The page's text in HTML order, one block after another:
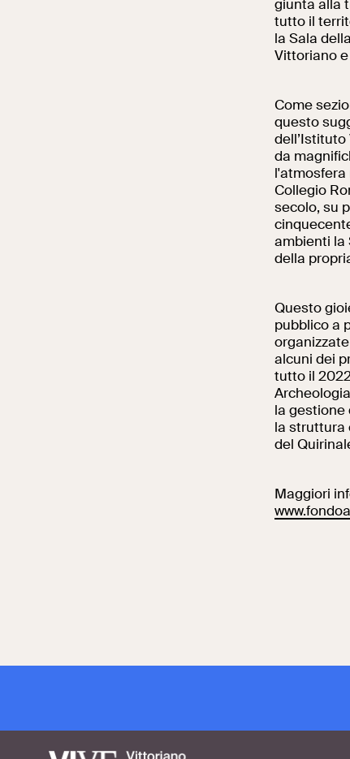
giunta alla
tutto il
la Sala
Vittoriano e
Come
questo
da
l'atmosfera
Collegio
secolo, su
ambienti la
della
Questo
pubblico a
alcuni dei
tutto il
la gestione
la struttura
del
Maggiori